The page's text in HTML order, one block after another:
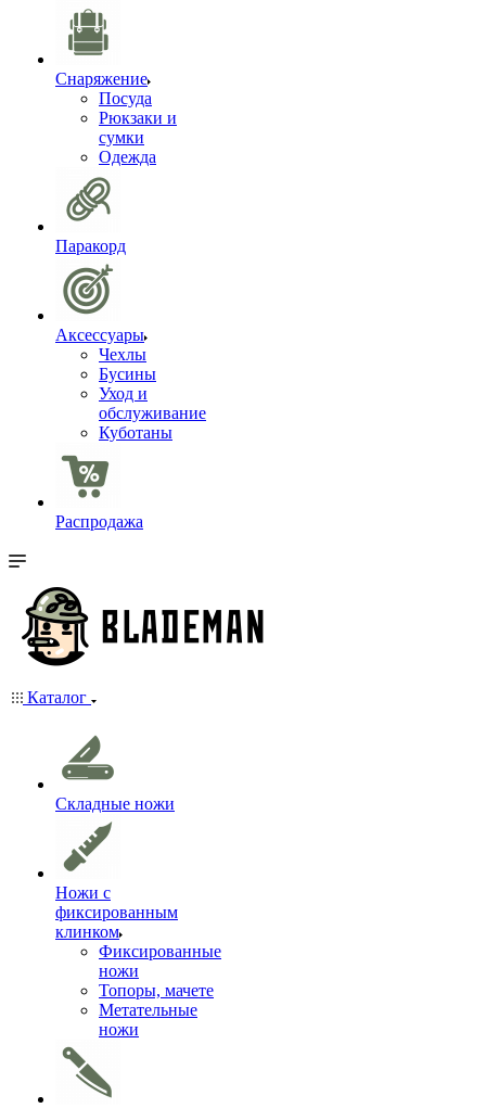
Снаряжение
Посуда
Рюкзаки и
сумки
Одежда
Паракорд
Аксессуары
Чехлы
Бусины
Уход и
обслуживание
Куботаны
Распродажа
Каталог
Складные ножи
Ножи с
фиксированным
клинком
Фиксированные
ножи
Топоры, мачете
Метательные
ножи